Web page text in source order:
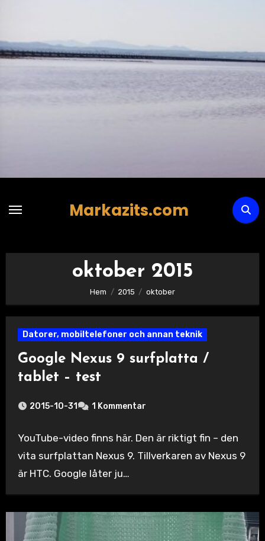
innehåll
Markazits.com
oktober 2015
Hem 2015 oktober
Datorer, mobiltelefoner och annan teknik
Google Nexus 9 surfplatta /
tablet – test
2015-10-31 1 Kommentar
YouTube-video finns här. Den är riktigt fin – den
vita surfplattan Nexus 9. Tillverkaren av Nexus 9
är HTC. Google låter ju…